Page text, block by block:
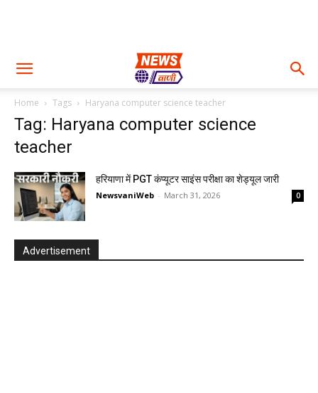
Home Tags Haryana computer science teacher
Tag: Haryana computer science
teacher
हरियाणा में PGT कंप्यूटर साइंस परीक्षा का शेड्यूल जारी
NewsvaniWeb - March 31, 2026 0
Advertisement